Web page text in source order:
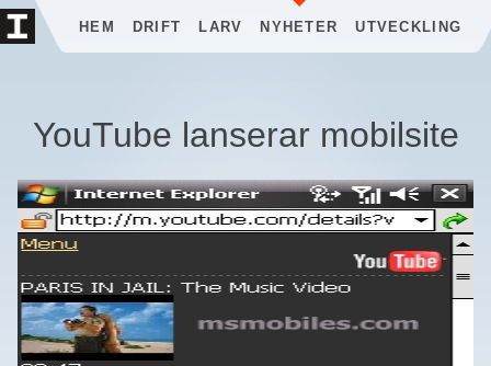
HEM DRIFT LARV NYHETER UTVECKLING
YouTube lanserar mobilsite